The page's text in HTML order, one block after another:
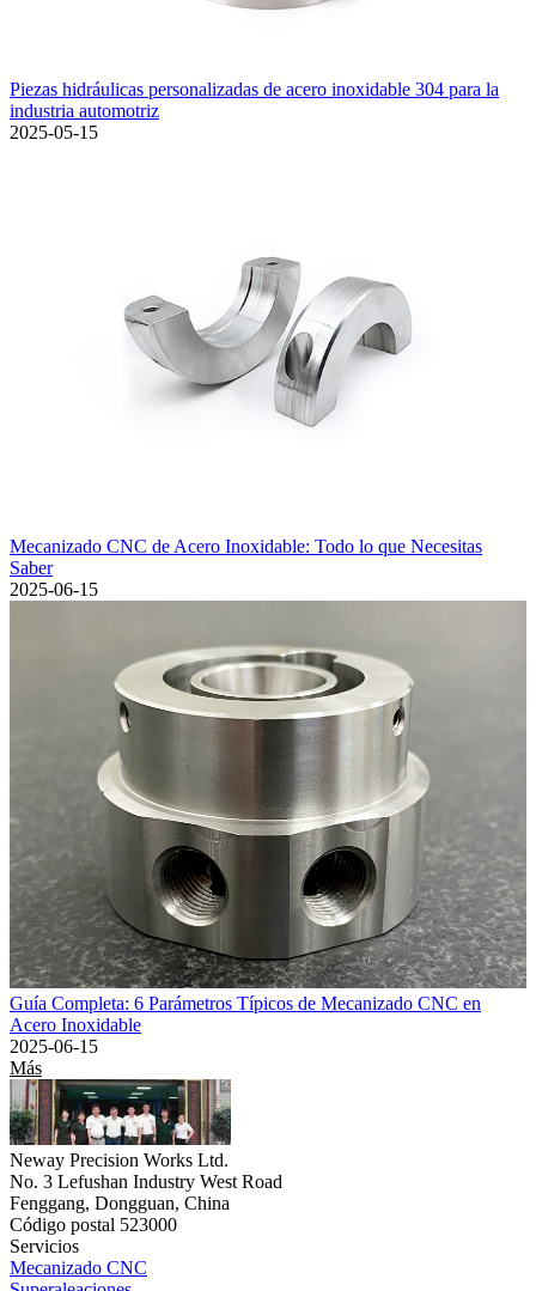
Piezas hidráulicas personalizadas de acero inoxidable 304 para la
industria automotriz
2025-05-15
Mecanizado CNC de Acero Inoxidable: Todo lo que Necesitas
Saber
2025-06-15
Guía Completa: 6 Parámetros Típicos de Mecanizado CNC en
Acero Inoxidable
2025-06-15
Más
Neway Precision Works Ltd.
No. 3 Lefushan Industry West Road
Fenggang, Dongguan, China
Código postal 523000
Servicios
Mecanizado CNC